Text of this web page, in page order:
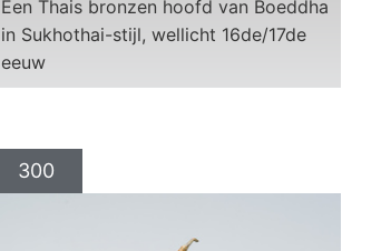
Een Thais bronzen hoofd van Boeddha
in Sukhothai-stijl, wellicht 16de/17de
eeuw
300